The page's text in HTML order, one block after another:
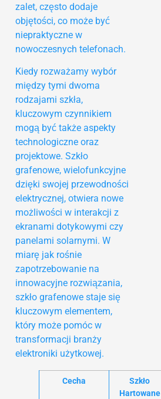
zalet, często dodaje
objętości, co może być
niepraktyczne w
nowoczesnych telefonach.
Kiedy rozważamy wybór
między tymi dwoma
rodzajami szkła,
kluczowym czynnikiem
mogą być także aspekty
technologiczne oraz
projektowe. Szkło
grafenowe, wielofunkcyjne
dzięki swojej przewodności
elektrycznej, otwiera nowe
możliwości w interakcji z
ekranami dotykowymi czy
panelami solarnymi. W
miarę jak rośnie
zapotrzebowanie na
innowacyjne rozwiązania,
szkło grafenowe staje się
kluczowym elementem,
który może pomóc w
transformacji branży
elektroniki użytkowej.
Cecha
Szkło
Hartowane